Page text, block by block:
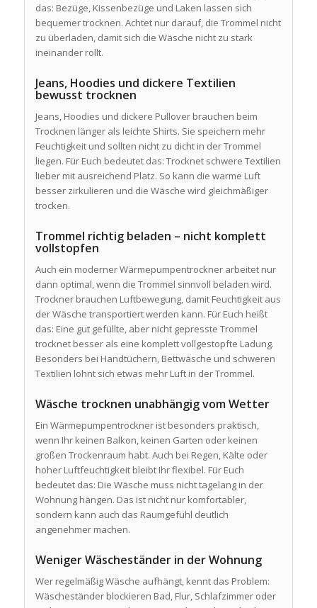
das: Bezüge, Kissenbezüge und Laken lassen sich
bequemer trocknen. Achtet nur darauf, die Trommel nicht
zu überladen, damit sich die Wäsche nicht zu stark
ineinander rollt.
Jeans, Hoodies und dickere Textilien
bewusst trocknen
Jeans, Hoodies und dickere Pullover brauchen beim
Trocknen länger als leichte Shirts. Sie speichern mehr
Feuchtigkeit und sollten nicht zu dicht in der Trommel
liegen. Für Euch bedeutet das: Trocknet schwere Textilien
lieber mit ausreichend Platz. So kann die warme Luft
besser zirkulieren und die Wäsche wird gleichmäßiger
trocken.
Trommel richtig beladen – nicht komplett
vollstopfen
Auch ein moderner Wärmepumpentrockner arbeitet nur
dann optimal, wenn die Trommel sinnvoll beladen wird.
Trockner brauchen Luftbewegung, damit Feuchtigkeit aus
der Wäsche transportiert werden kann. Für Euch heißt
das: Eine gut gefüllte, aber nicht gepresste Trommel
trocknet besser als eine komplett vollgestopfte Ladung.
Besonders bei Handtüchern, Bettwäsche und schweren
Textilien lohnt sich etwas mehr Luft in der Trommel.
Wäsche trocknen unabhängig vom Wetter
Ein Wärmepumpentrockner ist besonders praktisch,
wenn Ihr keinen Balkon, keinen Garten oder keinen
großen Trockenraum habt. Auch bei Regen, Kälte oder
hoher Luftfeuchtigkeit bleibt Ihr flexibel. Für Euch
bedeutet das: Die Wäsche muss nicht tagelang in der
Wohnung hängen. Das ist nicht nur komfortabler,
sondern kann auch das Raumgefühl deutlich
angenehmer machen.
Weniger Wäscheständer in der Wohnung
Wer regelmäßig Wäsche aufhängt, kennt das Problem:
Wäscheständer blockieren Bad, Flur, Schlafzimmer oder